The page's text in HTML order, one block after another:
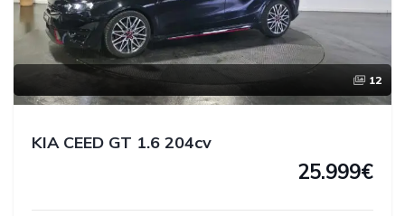
12
KIA CEED GT 1.6 204cv
25.999€